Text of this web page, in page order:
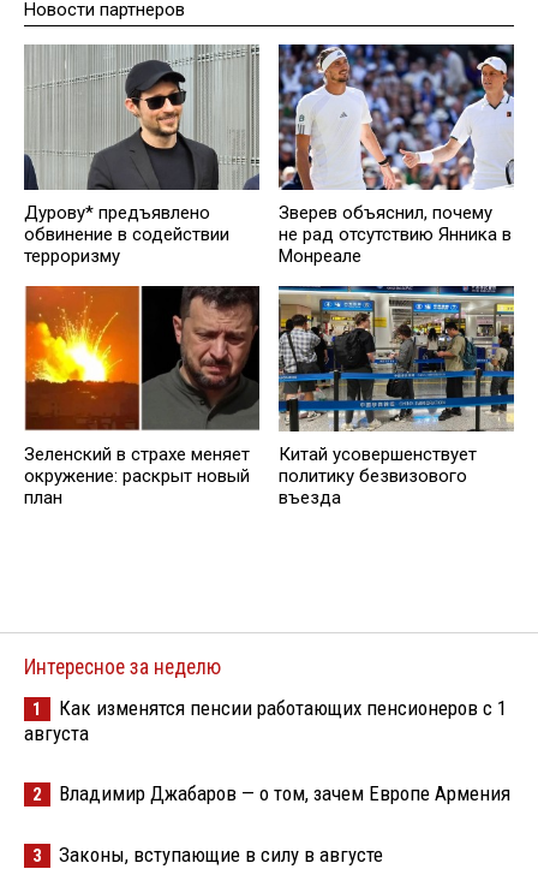
Новости партнеров
Дурову* предъявлено
обвинение в содействии
терроризму
Зверев объяснил, почему
не рад отсутствию Янника в
Монреале
Зеленский в страхе меняет
окружение: раскрыт новый
план
Китай усовершенствует
политику безвизового
въезда
Интересное за неделю
1
Как изменятся пенсии работающих пенсионеров с 1
августа
2 Владимир Джабаров — о том, зачем Европе Армения
3 Законы, вступающие в силу в августе